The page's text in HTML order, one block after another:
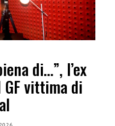
di…”, l’ex
vittima di